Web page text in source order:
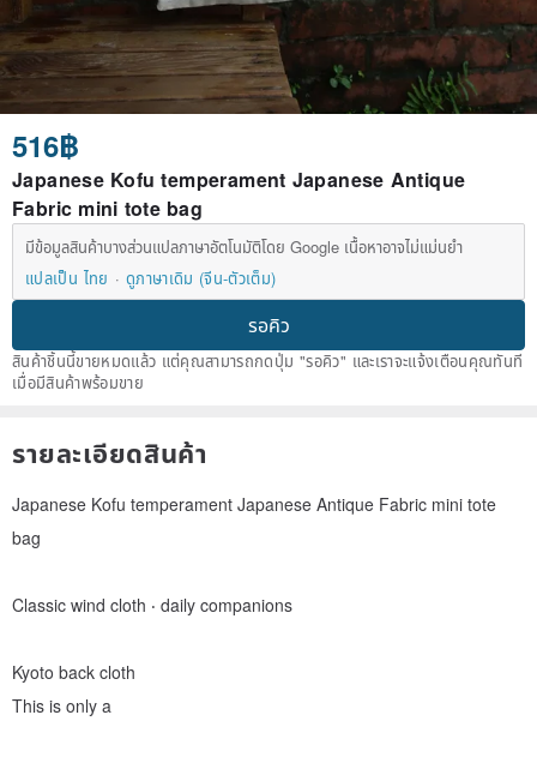
516฿
Japanese Kofu temperament Japanese Antique
Fabric mini tote bag
มีข้อมูลสินค้าบางส่วนแปลภาษาอัตโนมัติโดย Google เนื้อหาอาจไม่แม่นยำ
แปลเป็น ไทย
ดูภาษาเดิม (จีน-ตัวเต็ม)
รอคิว
สินค้าชิ้นนี้ขายหมดแล้ว แต่คุณสามารถกดปุ่ม "รอคิว" และเราจะแจ้งเตือนคุณทันที
เมื่อมีสินค้าพร้อมขาย
รายละเอียดสินค้า
Japanese Kofu temperament Japanese Antique Fabric mini tote
bag
Classic wind cloth ‧ daily companions
Kyoto back cloth
This is only a